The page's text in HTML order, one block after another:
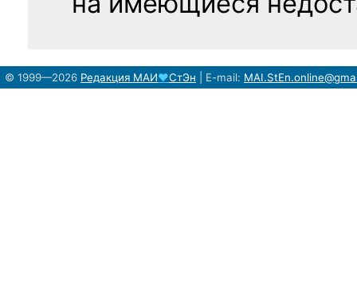
© 1999—2026 Редакция МАИ♥СтЭн E-mail: